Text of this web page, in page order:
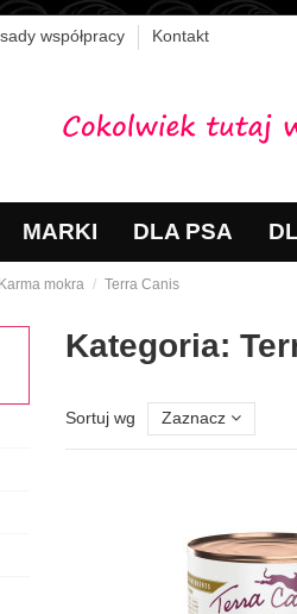
współpracy Kontakt
MARKI DLA PSA
Karma mokra Terra Canis
Kategoria:
Sortuj wg Zaznacz